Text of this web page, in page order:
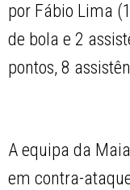
por Fábio Lima
de bola e 2
pontos, 8
A equipa da
em contra-